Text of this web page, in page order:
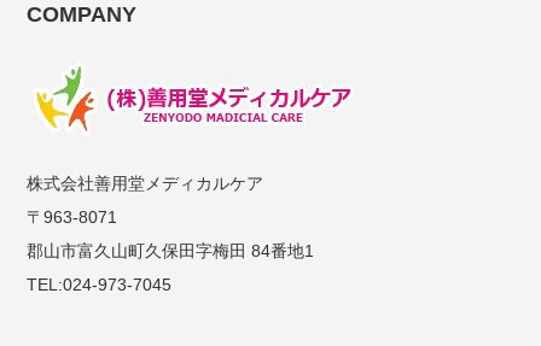
COMPANY
株式会社善用堂メディカルケア
〒963-8071
郡山市富久山町久保田字梅田 84番地1
TEL:024-973-7045